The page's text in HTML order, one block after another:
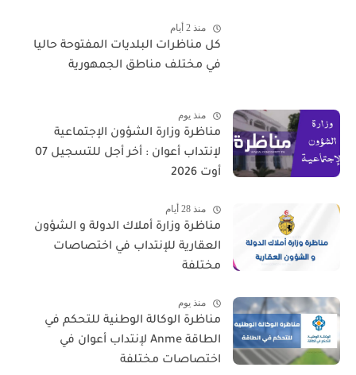
منذ 2 أيام
كل مناظرات البلديات المفتوحة حاليا
في مختلف مناطق الجمهورية
منذ يوم
مناظرة وزارة الشؤون الإجتماعية
لإنتداب أعوان : أخر أجل للتسجيل 07
أوت 2026
منذ 28 أيام
مناظرة وزارة أملاك الدولة و الشؤون
العقارية للإنتداب في اختصاصات
مختلفة
منذ يوم
مناظرة الوكالة الوطنية للتحكم في
الطاقة Anme لإنتداب أعوان في
اختصاصات مختلفة